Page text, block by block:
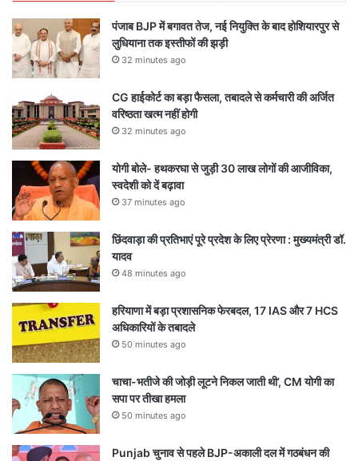
पंजाब BJP में बगावत तेज, नई नियुक्ति के बाद होशियारपुर से
लुधियाना तक इस्तीफों की झड़ी
32 minutes ago
CG हाईकोर्ट का बड़ा फैसला, तबादले से कर्मचारी की अर्जित
वरिष्ठता खत्म नहीं होगी
32 minutes ago
योगी बोले- हथकरघा से जुड़ी 30 लाख लोगों की आजीविका,
स्वदेशी को दें बढ़ावा
37 minutes ago
छिंदवाड़ा की प्रतिभाएं पूरे प्रदेश के लिए प्रेरणा : मुख्यमंत्री डॉ.
यादव
48 minutes ago
हरियाणा में बड़ा प्रशासनिक फेरबदल, 17 IAS और 7 HCS
अधिकारियों के तबादले
50 minutes ago
चाचा-भतीजे की जोड़ी लूटने निकल जाती थी’, CM योगी का
सपा पर तीखा हमला
50 minutes ago
Punjab चुनाव से पहले BJP-अकाली दल में गठबंधन की